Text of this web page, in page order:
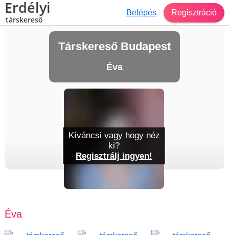
Erdélyi
társkereső
Belépés Regisztráció
Társkereső Budapest
Éva
Éva
Kíváncsi vagy hogy néz
ki?
Regisztrálj ingyen!